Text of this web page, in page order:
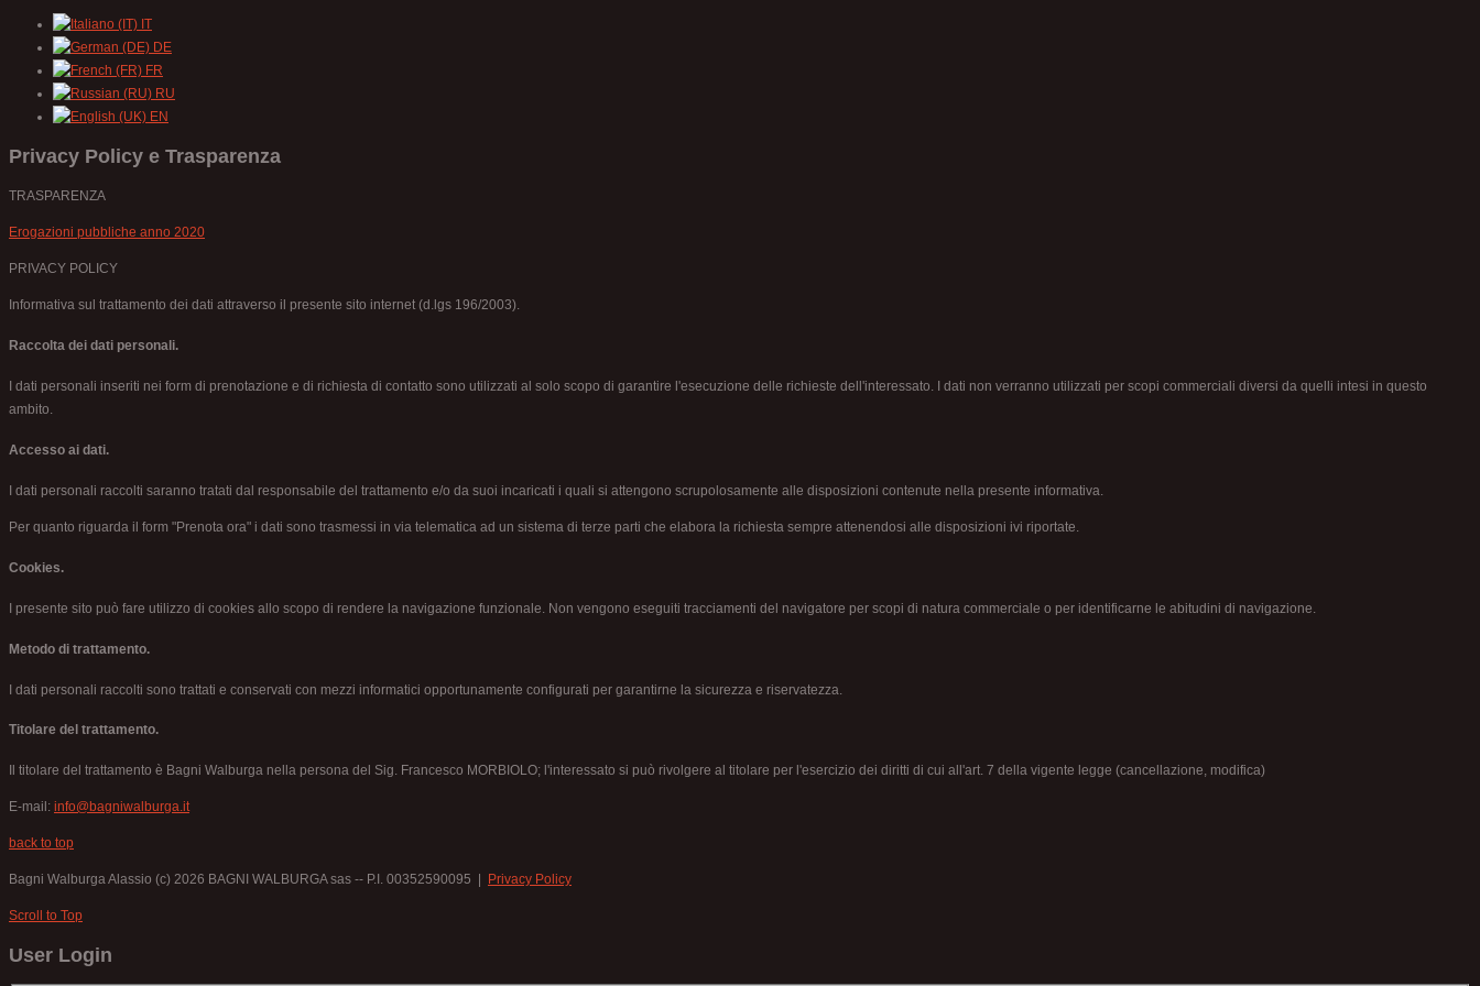
IT
DE
FR
RU
EN
Privacy Policy e Trasparenza
TRASPARENZA
Erogazioni pubbliche anno 2020
PRIVACY POLICY
Informativa sul trattamento dei dati attraverso il presente sito internet (d.lgs 196/2003).
Raccolta dei dati personali.
I dati personali inseriti nei form di prenotazione e di richiesta di contatto sono utilizzati al solo scopo di garantire l'esecuzione delle richieste dell'interessato. I dati non verranno utilizzati per scopi commerciali diversi da quelli intesi in questo
ambito.
Accesso ai dati.
I dati personali raccolti saranno tratati dal responsabile del trattamento e/o da suoi incaricati i quali si attengono scrupolosamente alle disposizioni contenute nella presente informativa.
Per quanto riguarda il form "Prenota ora" i dati sono trasmessi in via telematica ad un sistema di terze parti che elabora la richiesta sempre attenendosi alle disposizioni ivi riportate.
Cookies.
I presente sito può fare utilizzo di cookies allo scopo di rendere la navigazione funzionale. Non vengono eseguiti tracciamenti del navigatore per scopi di natura commerciale o per identificarne le abitudini di navigazione.
Metodo di trattamento.
I dati personali raccolti sono trattati e conservati con mezzi informatici opportunamente configurati per garantirne la sicurezza e riservatezza.
Titolare del trattamento.
Il titolare del trattamento è Bagni Walburga nella persona del Sig. Francesco MORBIOLO; l'interessato si può rivolgere al titolare per l'esercizio dei diritti di cui all'art. 7 della vigente legge (cancellazione, modifica)
E-mail: info@bagniwalburga.it
back to top
Bagni Walburga Alassio (c) 2026 BAGNI WALBURGA sas -- P.I. 00352590095 | Privacy Policy
Scroll to Top
User Login